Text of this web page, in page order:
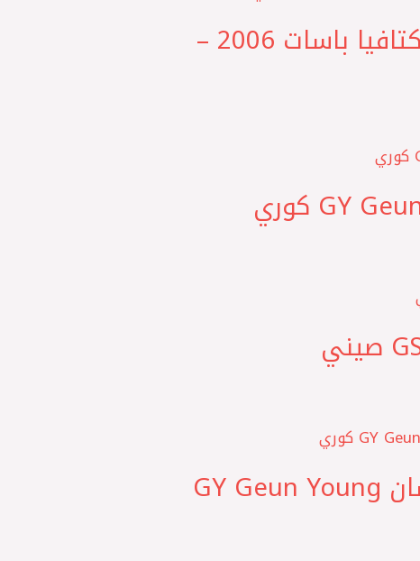
– فانتازيا – جيتا 2006 – A5 طقم بطاحات امامي اوكتافيا باسات 2006 –
2016 طقم بطاحات مساعد امامي كارنز 2015 – توسان GY Geun Young